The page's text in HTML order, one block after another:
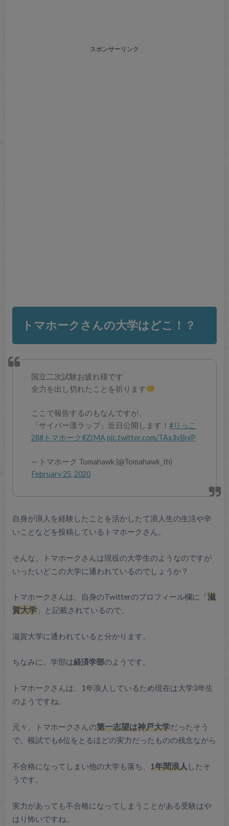
スポンサーリンク
トマホークさんの大学はどこ！？
国立二次試験お疲れ様です
全力を出し切れたことを祈ります
ここで報告するのもなんですが、
「サイバー漢ラップ」近日公開します！#りっこ
28#トマホーク#ZIMApic.twitter.com/TAxJlvBnjP
— トマホーク Tomahawk (@Tomahawk_th)
February 25, 2020
自身が浪人を経験したことを活かしたて浪人生の生活や辛
いことなどを投稿しているトマホークさん。
そんな、トマホークさんは現役の大学生のようなのですが
いったいどこの大学に通われているのでしょうか？
トマホークさんは、自身のTwitterのプロフィール欄に「滋
賀大学」と記載されているので、
滋賀大学に通われていると分かります。
ちなみに、学部は経済学部のようです。
トマホークさんは、1年浪人しているため現在は大学3年生
のようですね。
元々、トマホークさんの第一志望は神戸大学だったそう
で、模試でも6位をとるほどの実力だったものの残念ながら
不合格になってしまい他の大学も落ち、 1年間浪人したそ
うです。
実力があっても不合格になってしまうことがある受験はや
はり怖いですね。